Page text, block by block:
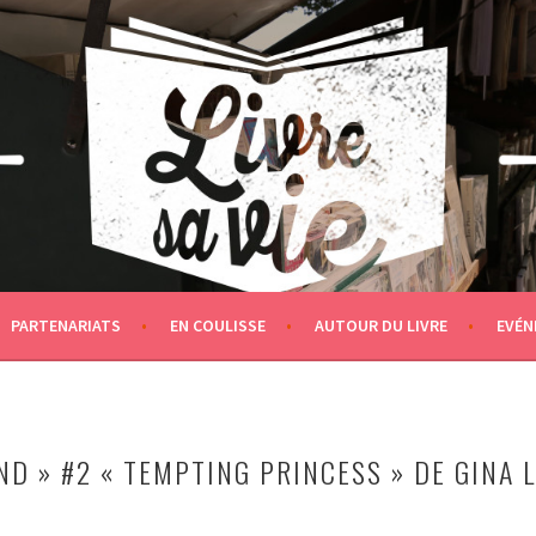
PARTENARIATS EN COULISSE AUTOUR DU LIVRE
» #2 « TEMPTING PRINCESS » DE GINA